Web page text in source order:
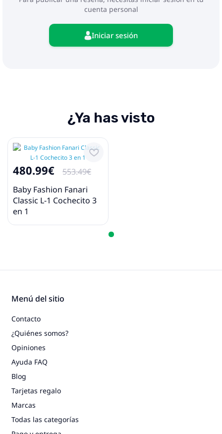
cuenta personal
Iniciar sesión
¿Ya has visto
480.99€
553.49€
Baby Fashion Fanari
Classic L-1 Cochecito 3
en 1
Menú del sitio
Contacto
¿Quiénes somos?
Opiniones
Ayuda FAQ
Blog
Tarjetas regalo
Marcas
Todas las categorías